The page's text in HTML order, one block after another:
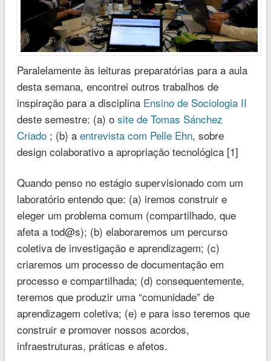
Paralelamente às leituras preparatórias para a aula
desta semana, encontrei outros trabalhos de
inspiração para a disciplina Ensino de Sociologia II
deste semestre: (a) o site de Tomas Sánchez
Criado; (b) a entrevista com Pelle Ehn, sobre
design colaborativo a apropriação tecnológica [1]
Quando penso no estágio supervisionado com um
laboratório entendo que: (a) iremos construir e
eleger um problema comum (compartilhado, que
afeta a tod@s); (b) elaboraremos um percurso
coletiva de investigação e aprendizagem; (c)
criaremos um processo de documentação em
processo e compartilhada; (d) consequentemente,
teremos que produzir uma “comunidade” de
aprendizagem coletiva; (e) e para isso teremos que
construir e promover nossos acordos,
infraestruturas, práticas e afetos.